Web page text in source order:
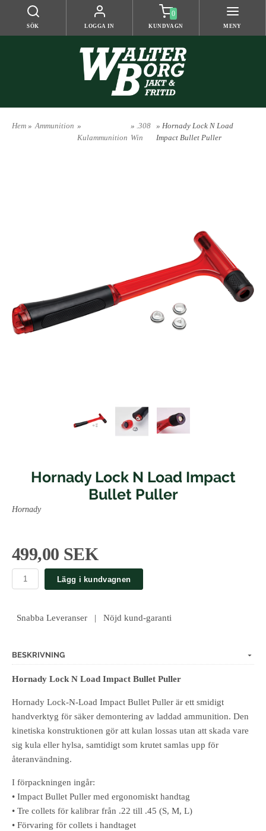
SÖK LOGGA IN
0
KUNDVAGN MENY
Hem » Ammunition »
Kulammunition
» .308
Win
» Hornady Lock N Load
Impact Bullet Puller
Hornady Lock N Load Impact
Bullet Puller
Hornady
499,00 SEK
Lägg i kundvagnen
Snabba Leveranser | Nöjd kund-garanti
BESKRIVNING
Hornady Lock N Load Impact Bullet Puller
Hornady Lock-N-Load Impact Bullet Puller är ett smidigt
handverktyg för säker demontering av laddad ammunition. Den
kinetiska konstruktionen gör att kulan lossas utan att skada vare
sig kula eller hylsa, samtidigt som krutet samlas upp för
återanvändning.
I förpackningen ingår:
• Impact Bullet Puller med ergonomiskt handtag
• Tre collets för kalibrar från .22 till .45 (S, M, L)
• Förvaring för collets i handtaget